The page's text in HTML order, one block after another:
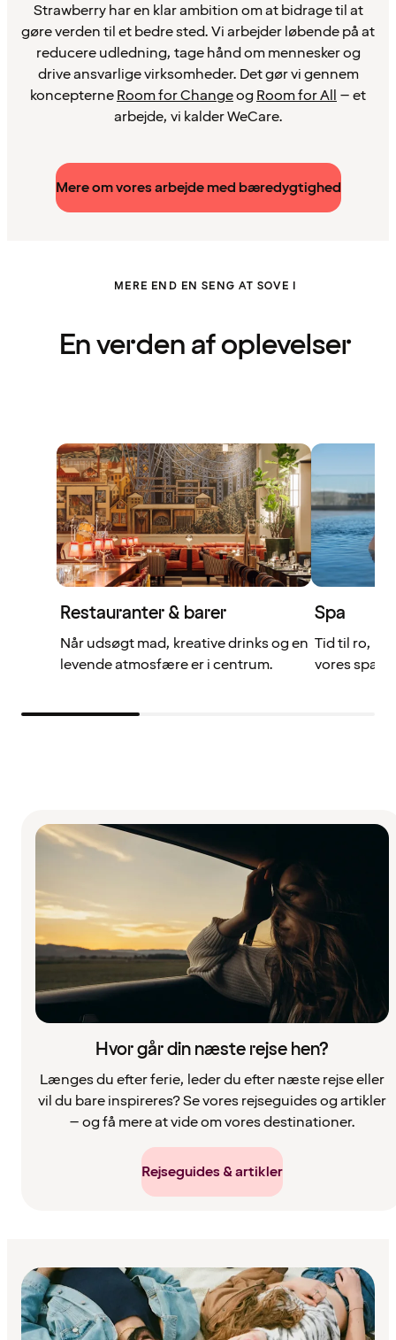
Strawberry har en klar ambition om at bidrage til at
gøre verden til et bedre sted. Vi arbejder løbende på at
reducere udledning, tage hånd om mennesker og
drive ansvarlige virksomheder. Det gør vi gennem
koncepterneRoom for Changeog Room for All – et
arbejde, vi kalder WeCare.
Mere om vores arbejde med bæredygtighed
MERE END EN SENG AT SOVE I
En verden af oplevelser
Restauranter & barer
Når udsøgt mad, kreative drinks og en
levende atmosfære er i centrum.
Spa
Tid til ro,
vores spa-
Hvor går din næste rejse hen?
Længes du efter ferie, leder du efter næste rejse eller
vil du bare inspireres? Se vores rejseguides og artikler
– og få mere at vide om vores destinationer.
Rejseguides & artikler